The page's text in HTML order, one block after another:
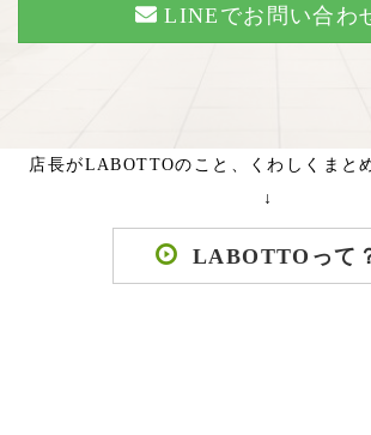
LINEでお問い合わ
店長がLABOTTOのこと、くわしくまと
↓
LABOTTOって